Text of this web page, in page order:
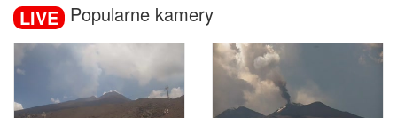
LIVE Popularne kamery